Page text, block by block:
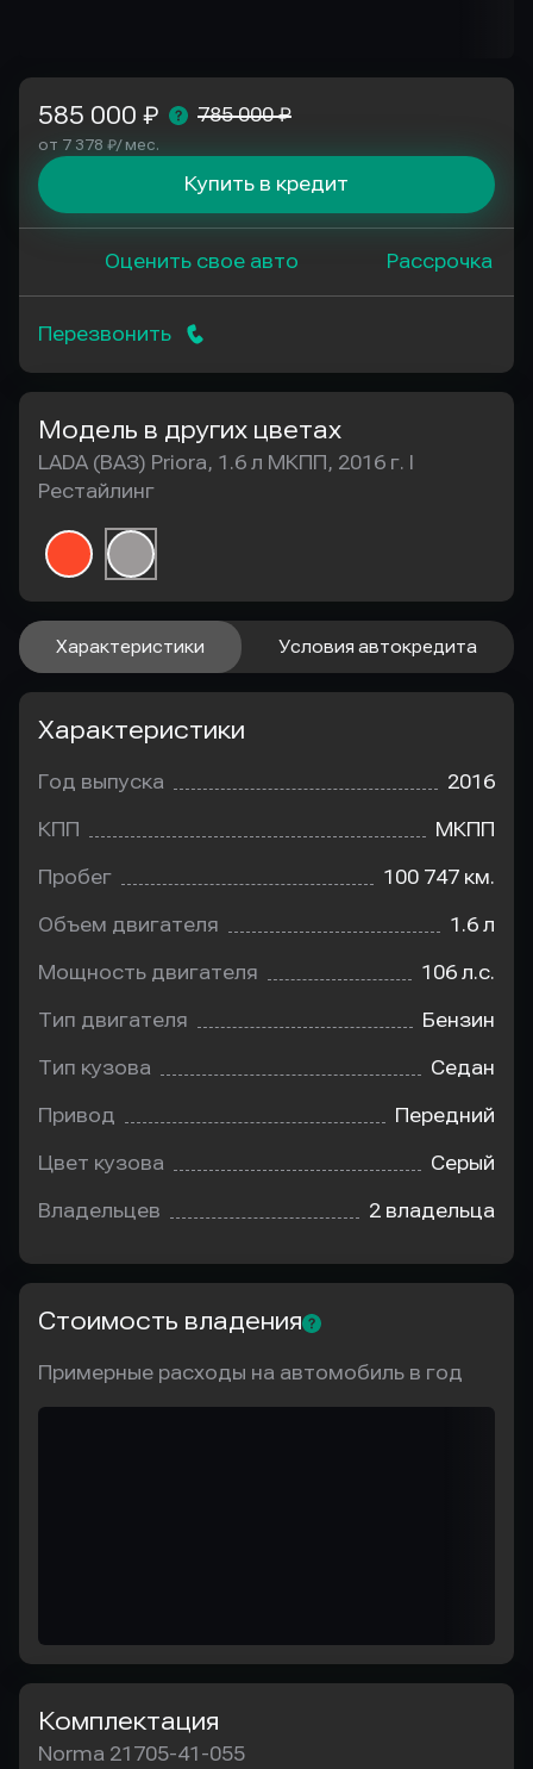
585 000 ₽ 785 000 ₽
от 7 378 ₽/ мес.
Купить в кредит
Оценить свое авто Рассрочка
Перезвонить
Модель в других цветах
LADA (ВАЗ) Priora, 1.6 л МКПП, 2016 г. I
Рестайлинг
Характеристики Условия автокредита
Характеристики
Год выпуска 2016
КПП МКПП
Пробег 100 747 км.
Объем двигателя 1.6 л
Мощность двигателя 106 л.с.
Тип двигателя Бензин
Тип кузова Седан
Привод Передний
Цвет кузова Серый
Владельцев 2 владельца
Стоимость владения
Примерные расходы на автомобиль в год
Комплектация
Norma 21705-41-055